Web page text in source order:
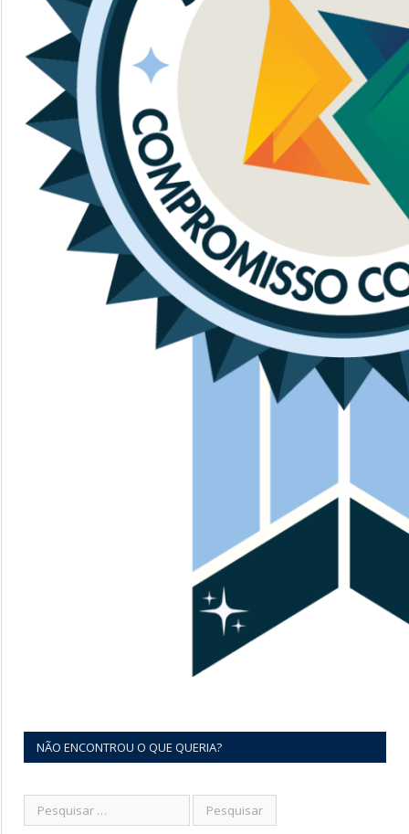
NÃO ENCONTROU O QUE QUERIA?